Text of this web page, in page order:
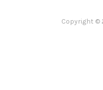
Copyright ©